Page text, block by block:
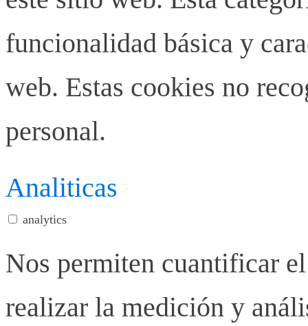
funcionalidad básica y
web. Estas cookies no
personal.
Analiticas
analytics
Nos permiten cuantificar
realizar la medición y